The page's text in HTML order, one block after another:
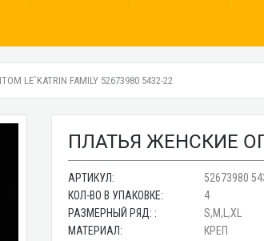
LE`KATRIN FAMILY 52673980 5432-22
ПЛАТЬЯ ЖЕНСКИЕ
АРТИКУЛ:
52673980
КОЛ-ВО В УПАКОВКЕ:
4
РАЗМЕРНЫЙ РЯД: :
S,M,L,XL
МАТЕРИАЛ:
КРЕП